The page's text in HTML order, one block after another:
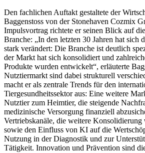
Den fachlichen Auftakt gestaltete der
Baggenstoss von der Stonehaven Cozmix
Impulsvortrag richtete er seinen Blick auf
Branche: „In den letzten 30 Jahren hat sich
stark verändert: Die Branche ist deutlich
der Markt hat sich konsolidiert und
Produkte wurden entwickelt“, erläuterte
Nutztiermarkt sind dabei strukturell
macht er als zentrale Trends für den
Tiergesundheitssektor aus: Eine weitere
Nutztier zum Heimtier, die steigende
medizinische Versorgung finanziell
Vertriebskanäle, die weitere Konsolidierung
sowie den Einfluss von KI auf die
Nutzung in der Diagnostik und zur
Tätigkeit. Innovation und Prävention sind